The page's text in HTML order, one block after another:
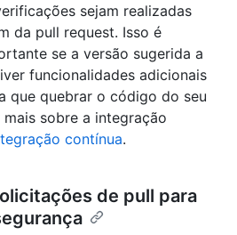
sejam realizadas
da pull request. Isso é
se a versão sugerida a
funcionalidades adicionais
que quebrar o código do seu
sobre a integração
contínua.
de pull para